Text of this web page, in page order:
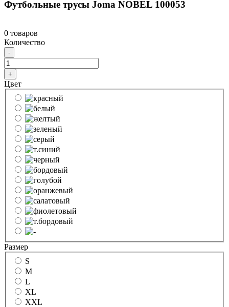
Футбольные трусы Joma NOBEL 100053
0 товаров
Количество
-
+
Цвет
Размер
S
M
L
XL
XXL